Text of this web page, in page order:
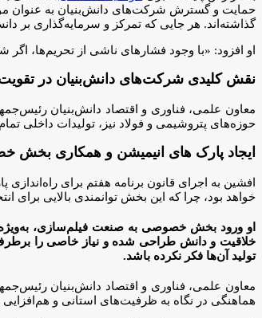
حمایت و گسترش شرکت‌های دانش‌بنیان به عنوان
گذاشته‌اند. هر جایی که تمرکز و سرمایه‌گذاری بر
او افزود: «با وجود فشارهای ناشی از تحریم‌ها،
نقش کلیدی شرکت‌های دانش‌بنیان در تقویت
معاون علمی، فناوری و اقتصاد دانش‌بنیان
حوزه‌های پتروشیمی و فولاد نیز، تولیدات داخلی
ایجاد پارک های انیمیشن و همکاری بخش
افشین به اجرای قانون برنامه هفتم برای
خواهد بود، چرا که این بخش توانمندی بالایی برای
او ورود بخش خصوصی به صنعت فیلم‌سازی،
خلاقیت و دانش طراحی شده و نیاز خاصی را
تولید آن‌ها فکر نکرده باشد.
هماهنگی در نگاه به ظرفیت‌های استانی و هم‌افزایی